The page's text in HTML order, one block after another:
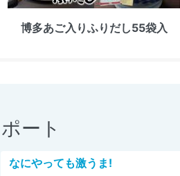
博多あご入りふりだし55袋入
ート
なにやっても激うま!